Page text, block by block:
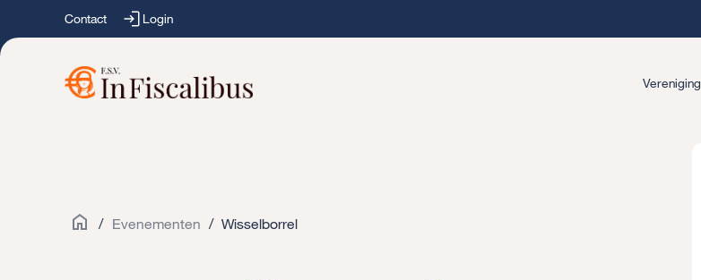
Contact Login
Vereniging
/ Evenementen / Wisselborrel